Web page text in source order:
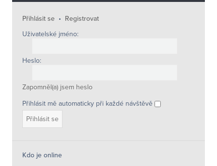
Přihlásit se • Registrovat
Uživatelské jméno:
Heslo:
Zapomněl(a) jsem heslo
Přihlásit mě automaticky při každé návštěvě
Kdo je online